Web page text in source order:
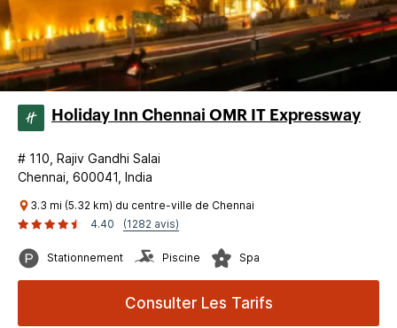
Holiday Inn Chennai OMR IT Expressway
# 110, Rajiv Gandhi Salai
Chennai, 600041, India
3.3 mi (5.32 km) du centre-ville de Chennai
4.40
(1282 avis)
Stationnement Piscine Spa
Consulter Les Tarifs